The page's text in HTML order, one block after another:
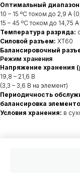
Оптимальный
10 – 15 ºС током до 2,9 А
15 – 45 ºС током до 14,75
Температура разряда:
Силовой разъем: XT60
Балансировочный
Режим хранения
Напряжение хранения
19,8 – 21,6 В
(3,3 – 3,6 В на элемент)
Периодичность
балансировка
Условия хранения: в